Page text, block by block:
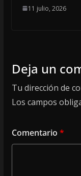
11 julio, 2026
Deja un
Tu dirección de
Los campos
Comentario *